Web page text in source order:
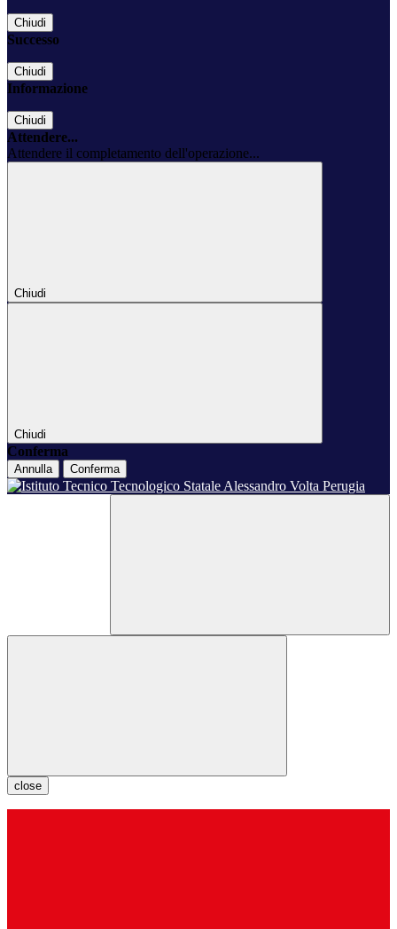
Chiudi
Successo
Chiudi
Informazione
Chiudi
Attendere...
Attendere il completamento dell'operazione...
Chiudi
Chiudi
Conferma
Annulla Conferma
close